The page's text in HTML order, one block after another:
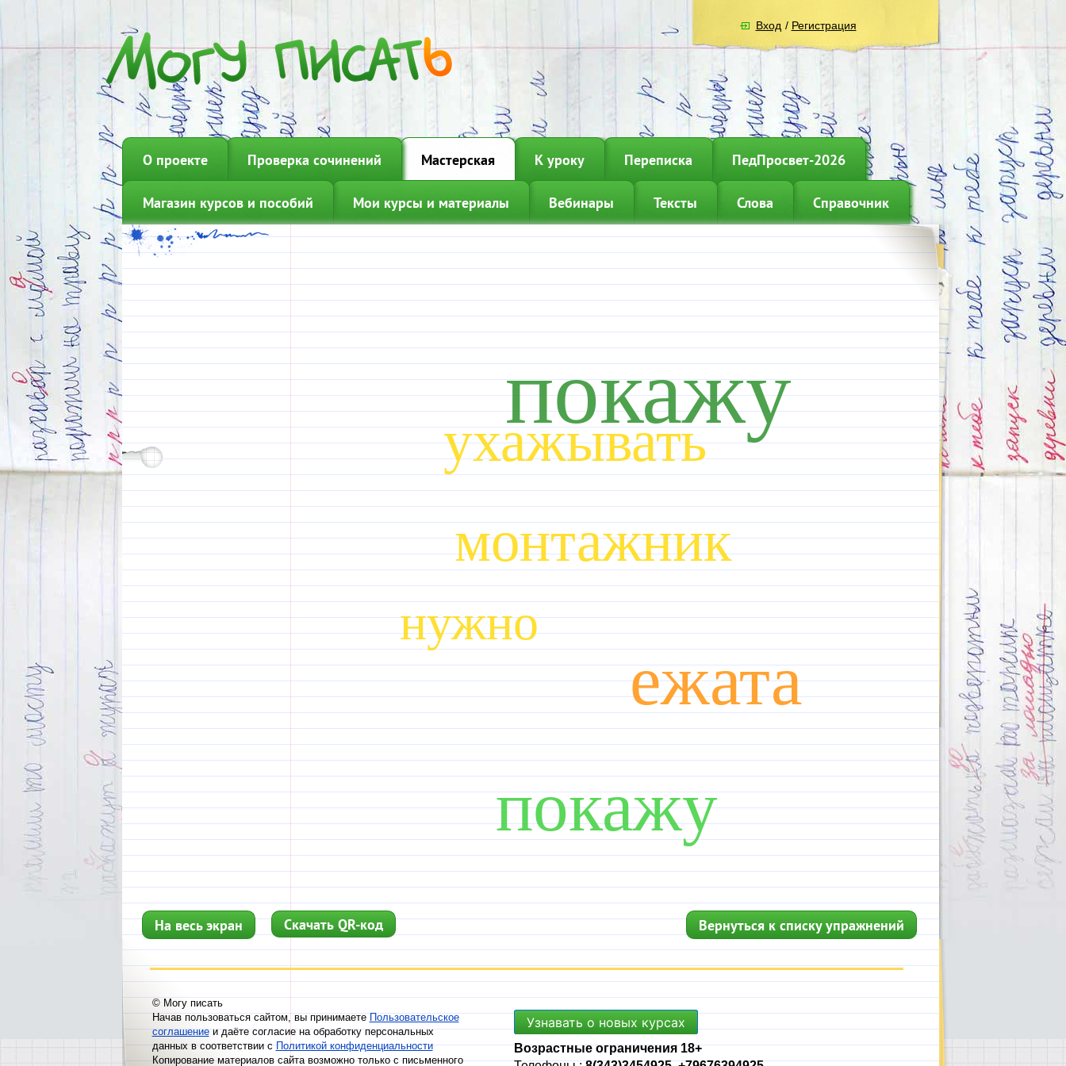
Вход / Регистрация
О проекте Проверка сочинений Мастерская К уроку Переписка ПедПросвет-2026
Магазин курсов и пособий Мои курсы и материалы Вебинары Тексты Слова Справочник
На весь экран Скачать QR-код Вернуться к списку упражнений
© Могу писать
Начав пользоваться сайтом, вы принимаетеПользовательское
соглашениеи даёте согласие на обработку персональных
данных в соответствии сПолитикой конфиденциальности
Копирование материалов сайта возможно только с письменного
Узнавать о новых курсах
Возрастные ограничения 18+